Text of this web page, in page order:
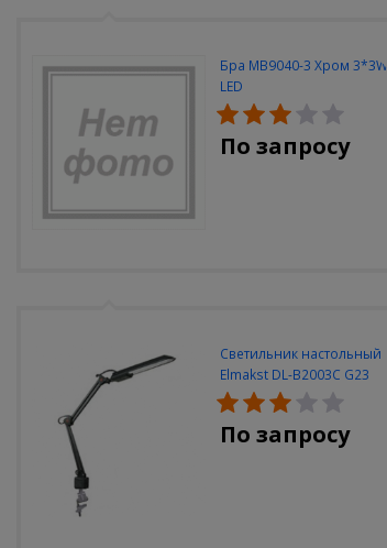
Бра MB9040-3 Хром 3*3W
LED
По запросу
Светильник настольный
Elmakst DL-B2003C G23
черный струбцина
По запросу